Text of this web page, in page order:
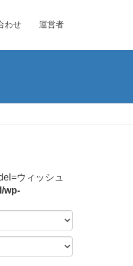
わせ 運営者
ウィッシュ
wp-